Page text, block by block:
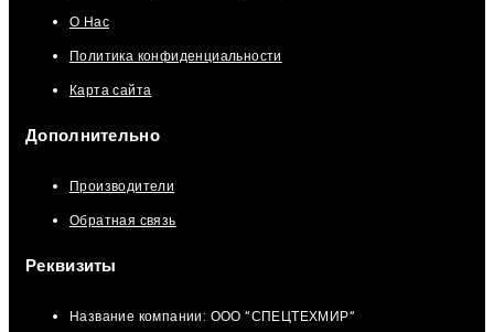
О Нас
Политика конфиденциальности
Карта сайта
Дополнительно
Производители
Обратная связь
Реквизиты
Название компании: ООО “СПЕЦТЕХМИР“